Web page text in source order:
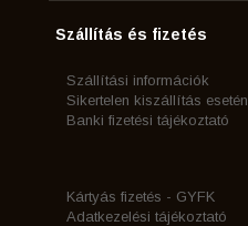
Szállítás és fizetés
Szállítási információk
Sikertelen kiszállítás esetén
Banki fizetési tájékoztató
Kártyás fizetés - GYFK
Adatkezelési tájékoztató